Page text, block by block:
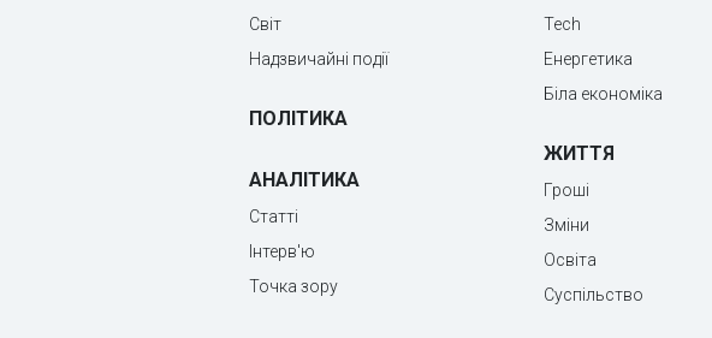
Світ
Надзвичайні події
ПОЛІТИКА
АНАЛІТИКА
Статті
Інтерв'ю
Точка зору
Tech
Енергетика
Біла економіка
ЖИТТЯ
Гроші
Зміни
Освіта
Суспільство